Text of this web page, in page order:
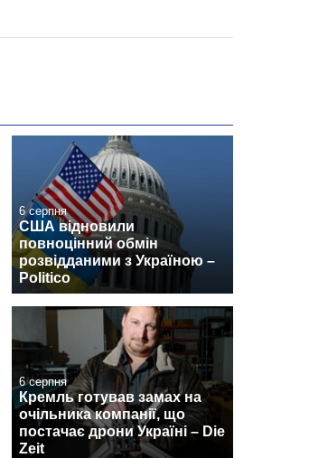
6 серпня
США відновили
повноцінний обмін
розвідданими з Україною –
Politico
6 серпня
Кремль готував замах на
очільника компанії, що
постачає дрони Україні – Die
Zeit